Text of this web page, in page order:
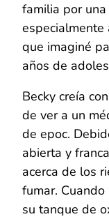
familia por
especialmente
que imaginé
años de
Becky creía
de ver a un
de epoc.
abierta y
acerca de los
fumar.
su tanque de